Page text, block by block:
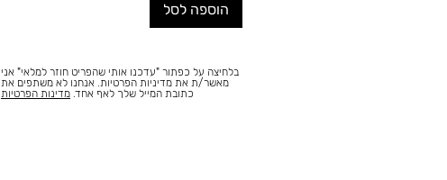
הוספה לסל
בלחיצה על כפתור "עדכנו אותי שהפריט חוזר למלאי" אני
מאשר/ת את מדיניות הפרטיות. אנחנו לא משתפים את
כתובת המייל שלך לאף אחד. מדינות הפרטיות